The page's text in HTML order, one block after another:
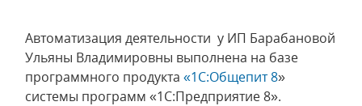
Автоматизация деятельности у ИП Барабановой
Ульяны Владимировны выполнена на базе
программного продукта «1C:Общепит 8»
системы программ «1С:Предприятие 8».